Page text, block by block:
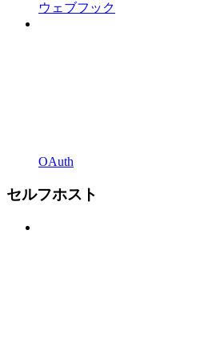
ウェブフック
OAuth
セルフホスト